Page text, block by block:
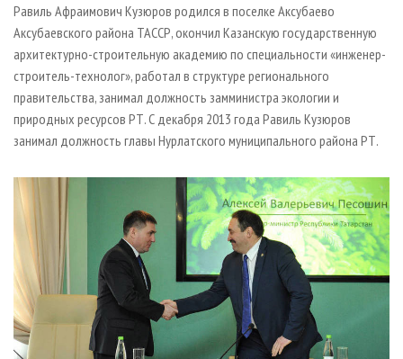
Равиль Афраимович Кузюров родился в поселке Аксубаево
Аксубаевского района ТАССР, окончил Казанскую государственную
архитектурно-строительную академию по специальности «инженер-
строитель-технолог», работал в структуре регионального
правительства, занимал должность замминистра экологии и
природных ресурсов РТ. С декабря 2013 года Равиль Кузюров
занимал должность главы Нурлатского муниципального района РТ.